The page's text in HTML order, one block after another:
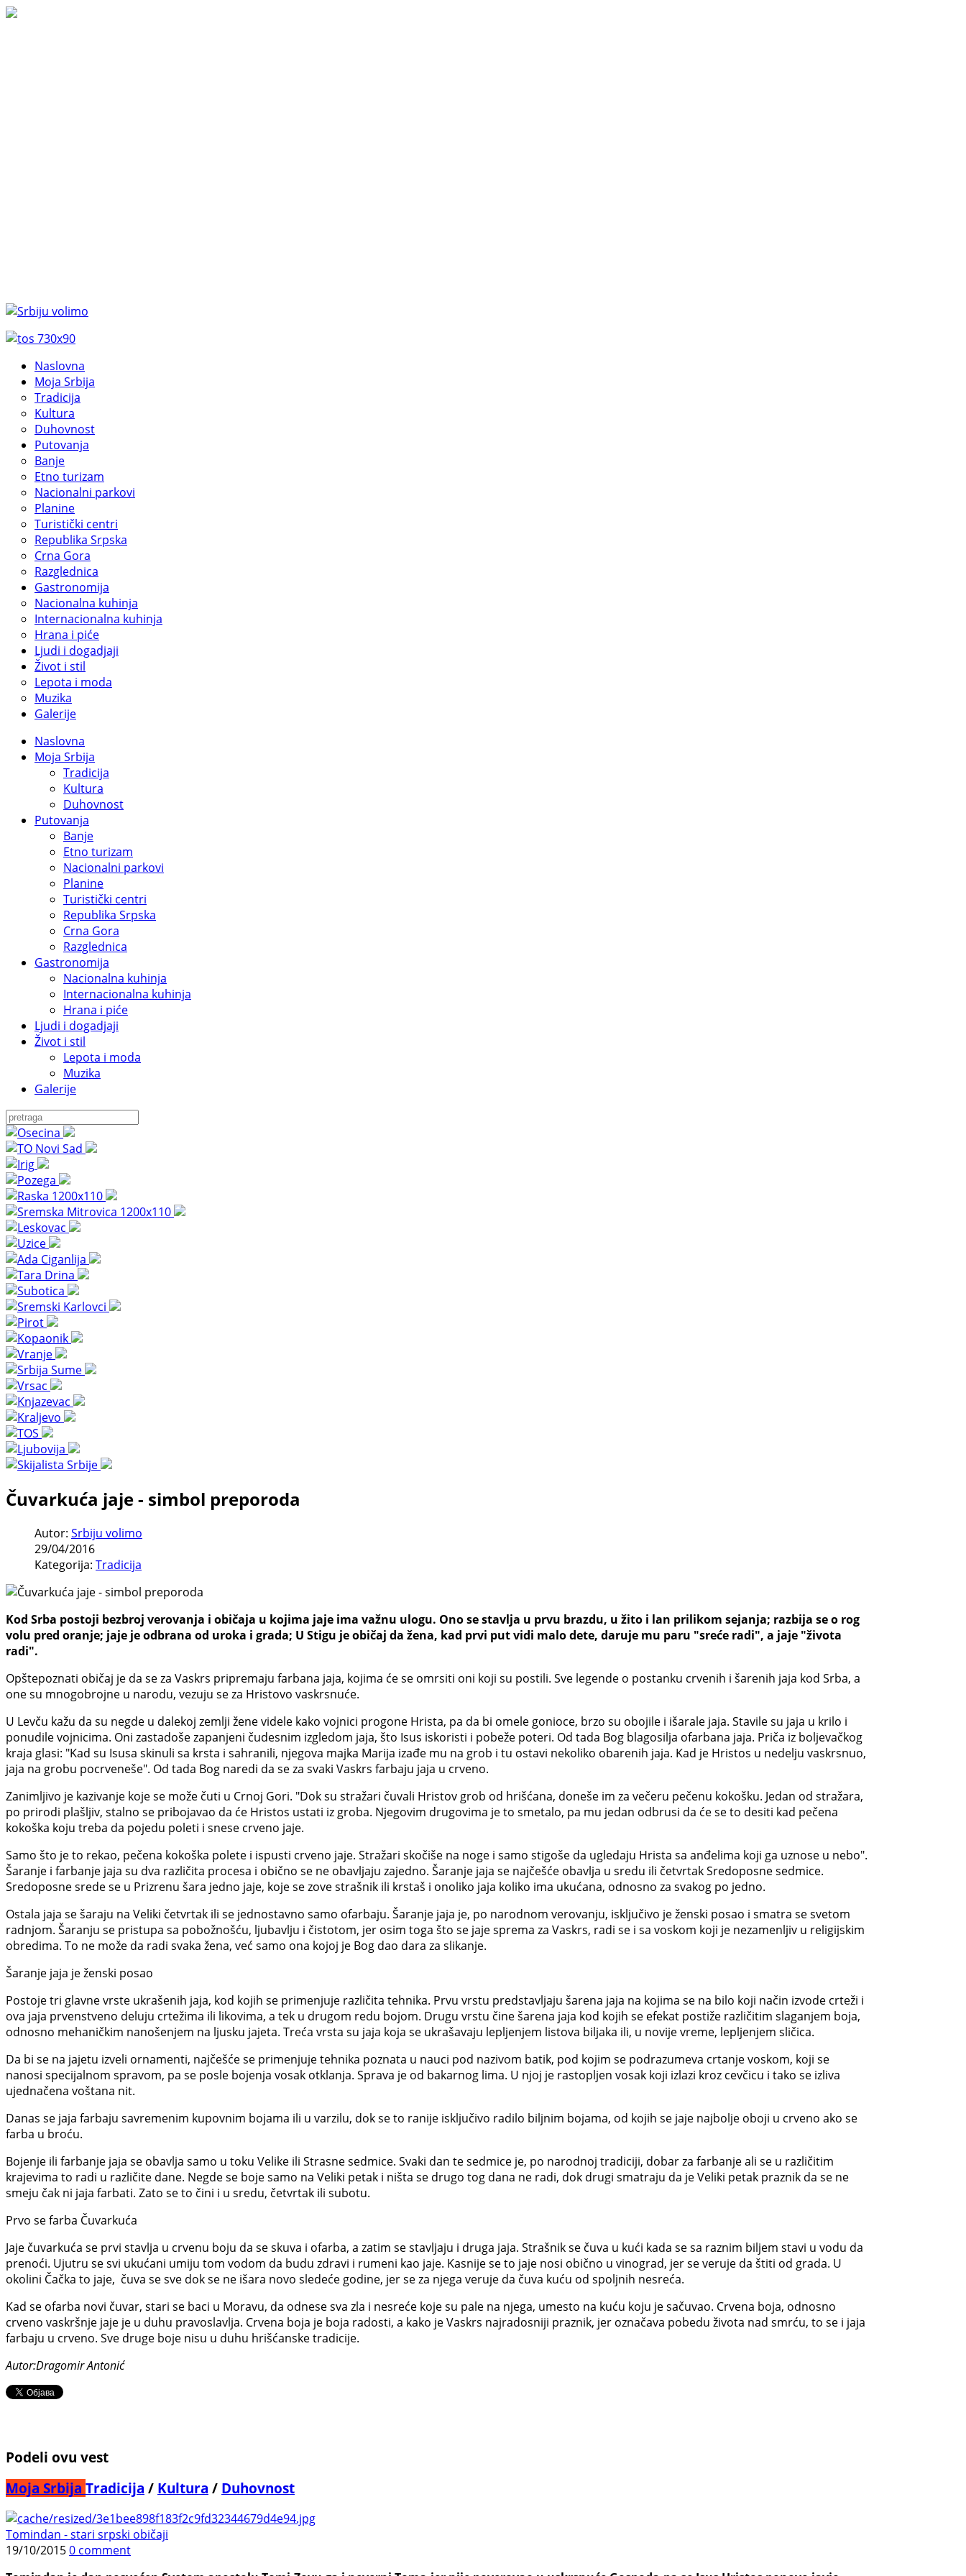
Naslovna
Moja Srbija
Tradicija
Kultura
Duhovnost
Putovanja
Banje
Etno turizam
Nacionalni parkovi
Planine
Turistički centri
Republika Srpska
Crna Gora
Razglednica
Gastronomija
Nacionalna kuhinja
Internacionalna kuhinja
Hrana i piće
Ljudi i dogadjaji
Život i stil
Lepota i moda
Muzika
Galerije
Naslovna
Moja Srbija
Tradicija
Kultura
Duhovnost
Putovanja
Banje
Etno turizam
Nacionalni parkovi
Planine
Turistički centri
Republika Srpska
Crna Gora
Razglednica
Gastronomija
Nacionalna kuhinja
Internacionalna kuhinja
Hrana i piće
Ljudi i dogadjaji
Život i stil
Lepota i moda
Muzika
Galerije
Čuvarkuća jaje - simbol preporoda
Autor: Srbiju volimo
29/04/2016
Kategorija: Tradicija
Kod Srba postoji bezbroj verovanja i običaja u kojima jaje ima važnu ulogu. Ono se stavlja u prvu brazdu, u žito i lan prilikom sejanja; razbija se o rog
volu pred oranje; jaje je odbrana od uroka i grada; U Stigu je običaj da žena, kad prvi put vidi malo dete, daruje mu paru "sreće radi", a jaje "života
radi".
Opštepoznati običaj je da se za Vaskrs pripremaju farbana jaja, kojima će se omrsiti oni koji su postili. Sve legende o postanku crvenih i šarenih jaja kod Srba, a
one su mnogobrojne u narodu, vezuju se za Hristovo vaskrsnuće.
U Levču kažu da su negde u dalekoj zemlji žene videle kako vojnici progone Hrista, pa da bi omele gonioce, brzo su obojile i išarale jaja. Stavile su jaja u krilo i
ponudile vojnicima. Oni zastadoše zapanjeni čudesnim izgledom jaja, što Isus iskoristi i pobeže poteri. Od tada Bog blagosilja ofarbana jaja. Priča iz boljevačkog
kraja glasi: "Kad su Isusa skinuli sa krsta i sahranili, njegova majka Marija izađe mu na grob i tu ostavi nekoliko obarenih jaja. Kad je Hristos u nedelju vaskrsnuo,
jaja na grobu pocrveneše". Od tada Bog naredi da se za svaki Vaskrs farbaju jaja u crveno.
Zanimljivo je kazivanje koje se može čuti u Crnoj Gori. "Dok su stražari čuvali Hristov grob od hrišćana, doneše im za večeru pečenu kokošku. Jedan od stražara,
po prirodi plašljiv, stalno se pribojavao da će Hristos ustati iz groba. Njegovim drugovima je to smetalo, pa mu jedan odbrusi da će se to desiti kad pečena
kokoška koju treba da pojedu poleti i snese crveno jaje.
Samo što je to rekao, pečena kokoška polete i ispusti crveno jaje. Stražari skočiše na noge i samo stigoše da ugledaju Hrista sa anđelima koji ga uznose u nebo".
Šaranje i farbanje jaja su dva različita procesa i obično se ne obavljaju zajedno. Šaranje jaja se najčešće obavlja u sredu ili četvrtak Sredoposne sedmice.
Sredoposne srede se u Prizrenu šara jedno jaje, koje se zove strašnik ili krstaš i onoliko jaja koliko ima ukućana, odnosno za svakog po jedno.
Ostala jaja se šaraju na Veliki četvrtak ili se jednostavno samo ofarbaju. Šaranje jaja je, po narodnom verovanju, isključivo je ženski posao i smatra se svetom
radnjom. Šaranju se pristupa sa pobožnošću, ljubavlju i čistotom, jer osim toga što se jaje sprema za Vaskrs, radi se i sa voskom koji je nezamenljiv u religijskim
obredima. To ne može da radi svaka žena, već samo ona kojoj je Bog dao dara za slikanje.
Šaranje jaja je ženski posao
Postoje tri glavne vrste ukrašenih jaja, kod kojih se primenjuje različita tehnika. Prvu vrstu predstavljaju šarena jaja na kojima se na bilo koji način izvode crteži i
ova jaja prvenstveno deluju crtežima ili likovima, a tek u drugom redu bojom. Drugu vrstu čine šarena jaja kod kojih se efekat postiže različitim slaganjem boja,
odnosno mehaničkim nanošenjem na ljusku jajeta. Treća vrsta su jaja koja se ukrašavaju lepljenjem listova biljaka ili, u novije vreme, lepljenjem sličica.
Da bi se na jajetu izveli ornamenti, najčešće se primenjuje tehnika poznata u nauci pod nazivom batik, pod kojim se podrazumeva crtanje voskom, koji se
nanosi specijalnom spravom, pa se posle bojenja vosak otklanja. Sprava je od bakarnog lima. U njoj je rastopljen vosak koji izlazi kroz cevčicu i tako se izliva
ujednačena voštana nit.
Danas se jaja farbaju savremenim kupovnim bojama ili u varzilu, dok se to ranije isključivo radilo biljnim bojama, od kojih se jaje najbolje oboji u crveno ako se
farba u broću.
Bojenje ili farbanje jaja se obavlja samo u toku Velike ili Strasne sedmice. Svaki dan te sedmice je, po narodnoj tradiciji, dobar za farbanje ali se u različitim
krajevima to radi u različite dane. Negde se boje samo na Veliki petak i ništa se drugo tog dana ne radi, dok drugi smatraju da je Veliki petak praznik da se ne
smeju čak ni jaja farbati. Zato se to čini i u sredu, četvrtak ili subotu.
Prvo se farba Čuvarkuća
Jaje čuvarkuća se prvi stavlja u crvenu boju da se skuva i ofarba, a zatim se stavljaju i druga jaja. Strašnik se čuva u kući kada se sa raznim biljem stavi u vodu da
prenoći. Ujutru se svi ukućani umiju tom vodom da budu zdravi i rumeni kao jaje. Kasnije se to jaje nosi obično u vinograd, jer se veruje da štiti od grada. U
okolini Čačka to jaje, čuva se sve dok se ne išara novo sledeće godine, jer se za njega veruje da čuva kuću od spoljnih nesreća.
Kad se ofarba novi čuvar, stari se baci u Moravu, da odnese sva zla i nesreće koje su pale na njega, umesto na kuću koju je sačuvao. Crvena boja, odnosno
crveno vaskršnje jaje je u duhu pravoslavlja. Crvena boja je boja radosti, a kako je Vaskrs najradosniji praznik, jer označava pobedu života nad smrću, to se i jaja
farbaju u crveno. Sve druge boje nisu u duhu hrišćanske tradicije.
Autor:Dragomir Antonić
Podeli ovu vest
Moja Srbija Tradicija / Kultura / Duhovnost
Tomindan - stari srpski običaji
19/10/20150 comment